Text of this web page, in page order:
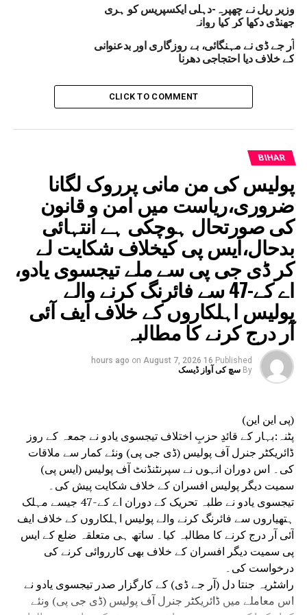
FORMER UNION MINISTER AND ARCHITECT OF SANGA YATRA
MP
MP RAJIV PRATAP RUDY
VARANASI-AHMEDABAD SABARMATI EXPRESS
UP
میٹنگ
DON'T MISS
نظریات و سیرت کو پڑھنا ضروری: مولانا غلام رسول
بلیاوی
وزیر ریل نے چھپرہ-دہلی ایکسپریس کو ہری
جھنڈی دکھا کر کیا روانہ
آر جے ڈی نے مہنگائی، بے روزگاری اور بدعنوانی
کے خلاف دیا احتجاجی دھرنا
CLICK TO COMMENT
BIHAR
پولیس کی من مانی پرروک لگانا
ضروری،ریاست میں امن و قانون
کی صورتحال ہوچکی ہے انتہائی
بدحال،ایس پی کیخلاف شکایت لے
کر ڈی جی پی سے ملے تیجسوی یادو،
اے کے-47 سے فائرنگ کرنے والے
پولیس اہلکاروں کے خلاف ایف آئی
آر درج کرنے کا مطالبہ
Published
16 hours ago
on August 7, 2026
By سچ کی آواز ڈیسک
(پی این این)
پٹنہ:بہار کے قائدِ حزبِ اختلاف تیجسوی یادو نے جمعہ کے روز
ڈائریکٹر جنرل آف پولیس (ڈی جی پی) ونئے کمار سے ملاقات
کی۔ اس دوران انہوں نے سپرنٹنڈنٹ آف پولیس (ایس پی)
سمیت دیگر پولیس افسران کے خلاف شکایت پیش کی۔
تیجسوی یادو نے طلبہ تحریک کے دوران اے کے-47 جیسے مہلک
ہتھیاروں سے فائرنگ کرنے والے پولیس اہلکاروں کے خلاف ایف
آئی آر درج کرنے کا مطالبہ کیا۔ ساتھ ہی متعلقہ ضلع کے ایس
پی سمیت دیگر افسران کے خلاف بھی کارروائی کرنے کی
درخواست کی۔
راشٹریہ جنتا دل (آر جے ڈی) کے کارگزار صدر تیجسوی یادو نے
اس معاملے میں ڈائریکٹر جنرل آف پولیس (ڈی جی پی) ونئے